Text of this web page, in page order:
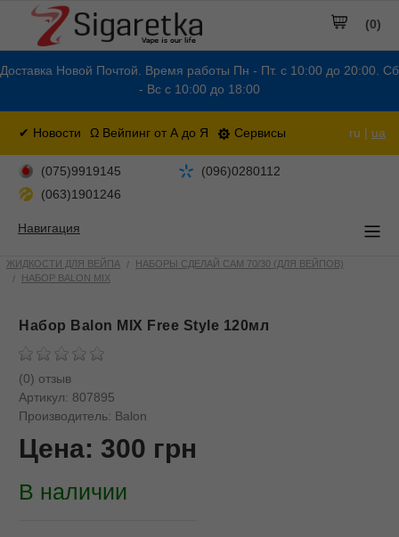
Доставка Новой Почтой. Время работы Пн - Пт. с 10:00 до 20:00. Сб
- Вс с 10:00 до 18:00
✔ Новости Ω Вейпинг от А до Я Сервисы ru | ua
(0)
(075)9919145
(096)0280112
(063)1901246
Навигация
ЖИДКОСТИ ДЛЯ ВЕЙПА
НАБОРЫ СДЕЛАЙ САМ 70/30 (ДЛЯ ВЕЙПОВ)
НАБОР BALON MIX
Набор Balon MIX Free Style 120мл
(0) отзыв
Артикул: 807895
Производитель: Balon
Цена: 300 грн
В наличии